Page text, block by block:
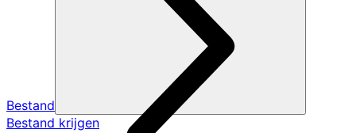
Bestand
Bestand krijgen